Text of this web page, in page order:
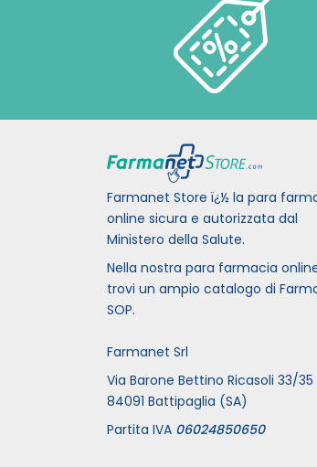
Farmanet Store ï¿½ la para
online sicura e autorizzata dal
Ministero della Salute.
Nella nostra para farmacia
trovi un ampio catalogo di
SOP.
Farmanet Srl
Via Barone Bettino Ricasoli 33/
84091 Battipaglia (SA)
Partita IVA 06024850650